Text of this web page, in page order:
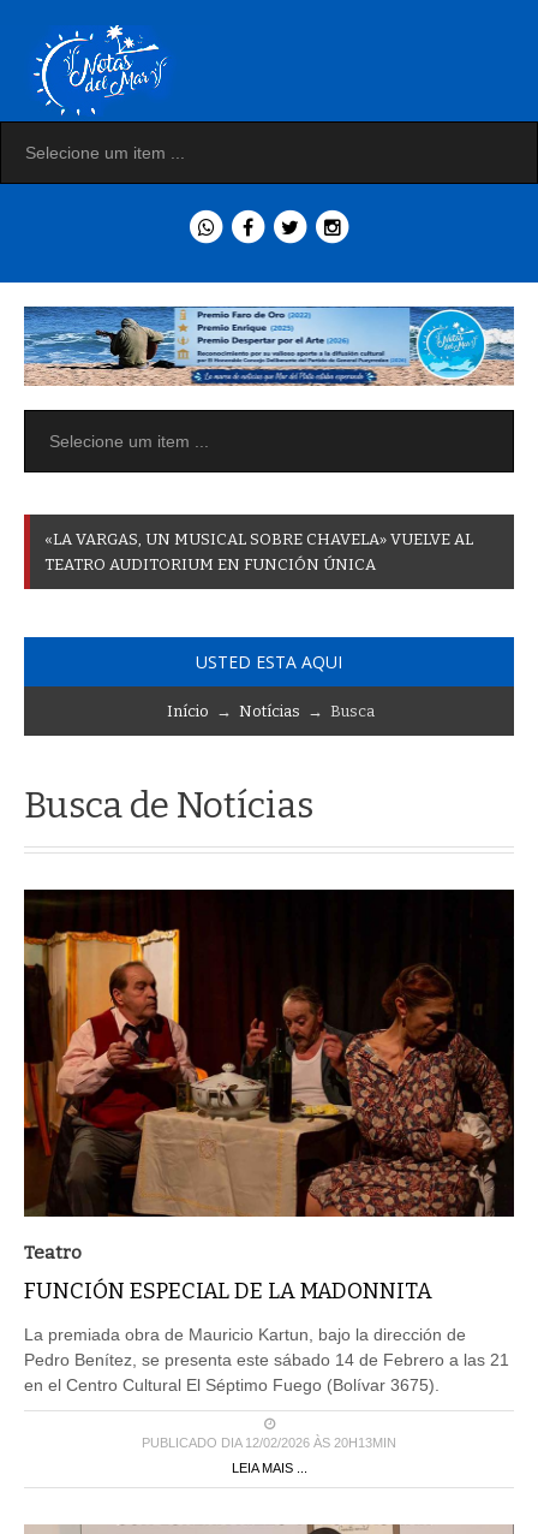
«LA VARGAS UN MUSICAL SOBRE CHAVELA» VUELVE AL
TEATRO AUDITORIUM EN FUNCIÓN ÚNICA
USTED ESTA AQUI
Início → Notícias → Busca
Busca de Notícias
Teatro
FUNCIÓN ESPECIAL DE LA MADONNITA
La premiada obra de Mauricio Kartun, bajo la dirección de
Pedro Benítez, se presenta este sábado 14 de Febrero a las 21
en el Centro Cultural El Séptimo Fuego (Bolívar 3675).
PUBLICADO DIA 12/02/2026 ÀS 20H13MIN
LEIA MAIS ...